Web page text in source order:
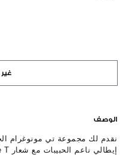
الوصف
نقدم لك مجموعة تي مونوغرام
إيطالي ناعم الحبيبات مع شعار Double T الشهير. تتميز حقيبة ال...